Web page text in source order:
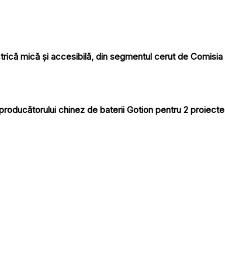
mică și accesibilă, din segmentul cerut de Comisia
chinez de baterii Gotion pentru 2 proiecte